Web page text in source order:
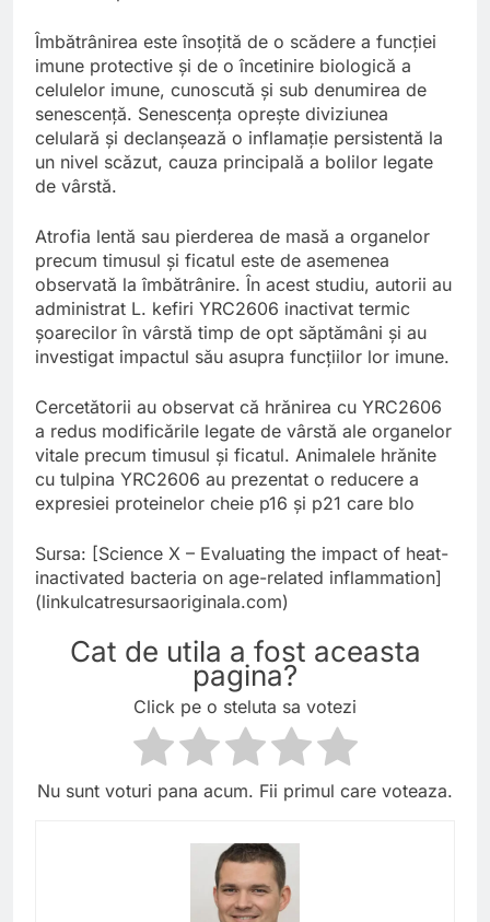
Îmbătrânirea este însoțită de o scădere a funcției
imune protective și de o încetinire biologică a
celulelor imune, cunoscută și sub denumirea de
senescență. Senescența oprește diviziunea
celulară și declanșează o inflamație persistentă la
un nivel scăzut, cauza principală a bolilor legate
de vârstă.
Atrofia lentă sau pierderea de masă a organelor
precum timusul și ficatul este de asemenea
observată la îmbătrânire. În acest studiu, autorii au
administrat L. kefiri YRC2606 inactivat termic
șoarecilor în vârstă timp de opt săptămâni și au
investigat impactul său asupra funcțiilor lor imune.
Cercetătorii au observat că hrănirea cu YRC2606
a redus modificările legate de vârstă ale organelor
vitale precum timusul și ficatul. Animalele hrănite
cu tulpina YRC2606 au prezentat o reducere a
expresiei proteinelor cheie p16 și p21 care blo
Sursa: [Science X – Evaluating the impact of heat-
inactivated bacteria on age-related inflammation]
(linkulcatresursaoriginala.com)
Cat de utila a fost aceasta
pagina?
Click pe o steluta sa votezi
Nu sunt voturi pana acum. Fii primul care voteaza.